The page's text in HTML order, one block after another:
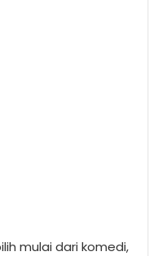
mulai dari komedi,